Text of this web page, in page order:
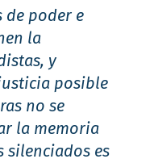
de poder e
la
y
posible
no se
la memoria
silenciados es